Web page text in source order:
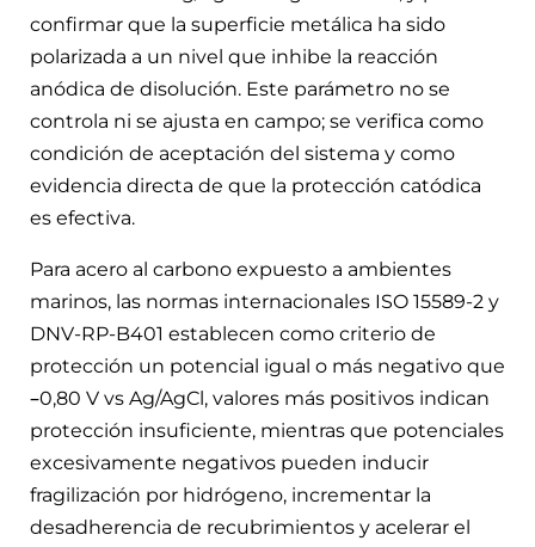
confirmar que la superficie metálica ha sido
polarizada a un nivel que inhibe la reacción
anódica de disolución. Este parámetro no se
controla ni se ajusta en campo; se verifica como
condición de aceptación del sistema y como
evidencia directa de que la protección catódica
es efectiva.
Para acero al carbono expuesto a ambientes
marinos, las normas internacionales ISO 15589-2 y
DNV-RP-B401 establecen como criterio de
protección un potencial igual o más negativo que
–0,80 V vs Ag/AgCl, valores más positivos indican
protección insuficiente, mientras que potenciales
excesivamente negativos pueden inducir
fragilización por hidrógeno, incrementar la
desadherencia de recubrimientos y acelerar el